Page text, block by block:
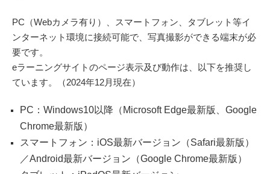
PC（Webカメラ有り）、スマートフォン、タブレット等イ
ンターネット環境に接続可能で、写真撮影ができる端末が必
要です。
eラーニングサイトのページ表示及び動作は、以下を推奨し
ています。（2024年12月現在）
PC：Windows10以降（Microsoft Edge最新版、Google
Chrome最新版）
スマートフォン：iOS最新バージョン（Safari最新版）
／Android最新バージョン（Google Chrome最新版）